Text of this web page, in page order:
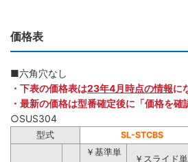
価格表
■六角穴なし
・下表の価格表は23年4月時点の情報に
・最新の価格は型番確定後に「価格を
○SUS304
型式 SL-STCBS
￥基準単
￥スライド